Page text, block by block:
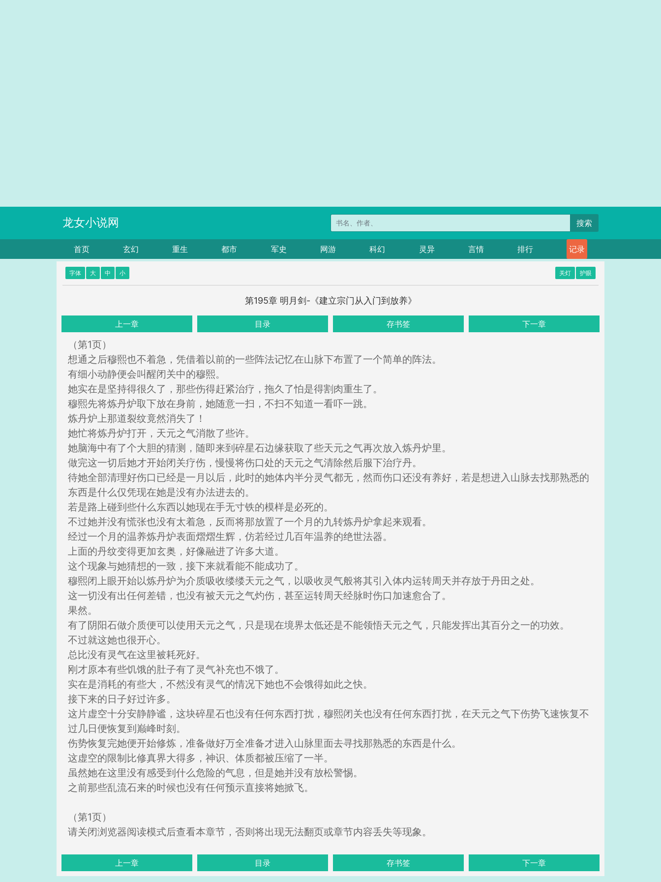
龙女小说网 搜索
首页 玄幻 重生 都市 军史 网游 科幻 灵异 言情 排行 记录
字体 大 中 小 关灯 护眼
第195章 明月剑-《建立宗门从入门到放养》
上一章 目录 存书签 下一章
（第1页）
想通之后穆熙也不着急，凭借着以前的一些阵法记忆在山脉下布置了一个简单的阵法。
有细小动静便会叫醒闭关中的穆熙。
她实在是坚持得很久了，那些伤得赶紧治疗，拖久了怕是得割肉重生了。
穆熙先将炼丹炉取下放在身前，她随意一扫，不扫不知道一看吓一跳。
炼丹炉上那道裂纹竟然消失了！
她忙将炼丹炉打开，天元之气消散了些许。
她脑海中有了个大胆的猜测，随即来到碎星石边缘获取了些天元之气再次放入炼丹炉里。
做完这一切后她才开始闭关疗伤，慢慢将伤口处的天元之气清除然后服下治疗丹。
待她全部清理好伤口已经是一月以后，此时的她体内半分灵气都无，然而伤口还没有养好，若是想进入山脉去找那熟悉的
东西是什么仅凭现在她是没有办法进去的。
若是路上碰到些什么东西以她现在手无寸铁的模样是必死的。
不过她并没有慌张也没有太着急，反而将那放置了一个月的九转炼丹炉拿起来观看。
经过一个月的温养炼丹炉表面熠熠生辉，仿若经过几百年温养的绝世法器。
上面的丹纹变得更加玄奥，好像融进了许多大道。
这个现象与她猜想的一致，接下来就看能不能成功了。
穆熙闭上眼开始以炼丹炉为介质吸收缕缕天元之气，以吸收灵气般将其引入体内运转周天并存放于丹田之处。
这一切没有出任何差错，也没有被天元之气灼伤，甚至运转周天经脉时伤口加速愈合了。
果然。
有了阴阳石做介质便可以使用天元之气，只是现在境界太低还是不能领悟天元之气，只能发挥出其百分之一的功效。
不过就这她也很开心。
总比没有灵气在这里被耗死好。
刚才原本有些饥饿的肚子有了灵气补充也不饿了。
实在是消耗的有些大，不然没有灵气的情况下她也不会饿得如此之快。
接下来的日子好过许多。
这片虚空十分安静静谧，这块碎星石也没有任何东西打扰，穆熙闭关也没有任何东西打扰，在天元之气下伤势飞速恢复不
过几日便恢复到巅峰时刻。
伤势恢复完她便开始修炼，准备做好万全准备才进入山脉里面去寻找那熟悉的东西是什么。
这虚空的限制比修真界大得多，神识、体质都被压缩了一半。
虽然她在这里没有感受到什么危险的气息，但是她并没有放松警惕。
之前那些乱流石来的时候也没有任何预示直接将她掀飞。
（第1页）
请关闭浏览器阅读模式后查看本章节，否则将出现无法翻页或章节内容丢失等现象。
上一章 目录 存书签 下一章